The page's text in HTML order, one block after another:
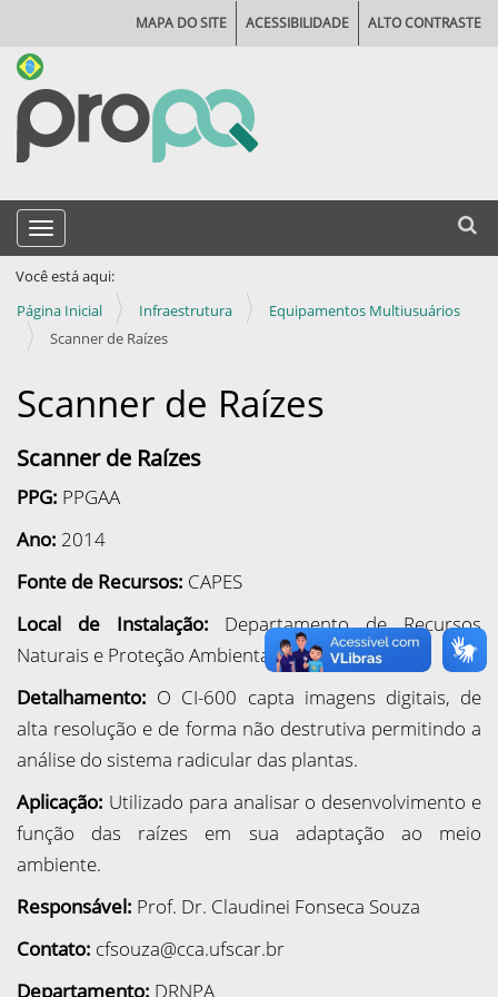
Busca
MAPA DO SITE ACESSIBILIDADE ALTO CONTRASTE
Toggle navigation
Você está aqui:
Página Inicial
Infraestrutura
Equipamentos Multiusuários
Scanner de Raízes
Scanner de Raízes
Scanner de Raízes
PPG: PPGAA
Ano: 2014
Fonte de Recursos: CAPES
Local de Instalação: Departamento de Recursos
Naturais e Proteção Ambiental, Prédio Central
Detalhamento: O CI-600 capta imagens digitais, de
alta resolução e de forma não destrutiva permitindo a
análise do sistema radicular das plantas.
Aplicação: Utilizado para analisar o desenvolvimento e
função das raízes em sua adaptação ao meio
ambiente.
Responsável: Prof. Dr. Claudinei Fonseca Souza
Contato: cfsouza@cca.ufscar.br
Departamento: DRNPA